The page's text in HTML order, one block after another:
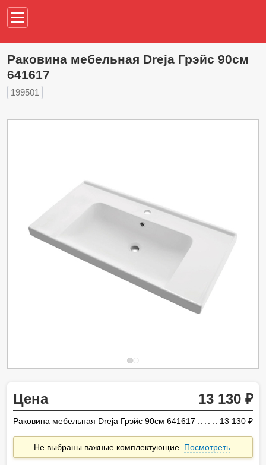
Раковина мебельная Dreja Грэйс 90см
641617
199501
Цена 13 130
Раковина мебельная Dreja Грэйс 90см 641617 13 130
Не выбраны важные комплектующие Посмотреть